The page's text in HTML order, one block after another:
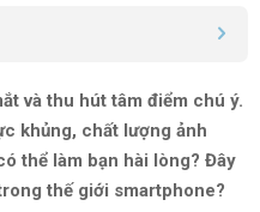
và thu hút tâm điểm chú ý.
khủng, chất lượng ảnh
thể làm bạn hài lòng? Đây
thế giới smartphone?